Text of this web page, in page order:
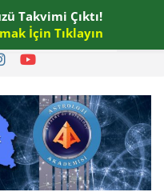
6, 2026
Takvimi Çıktı!
İçin Tıklayın